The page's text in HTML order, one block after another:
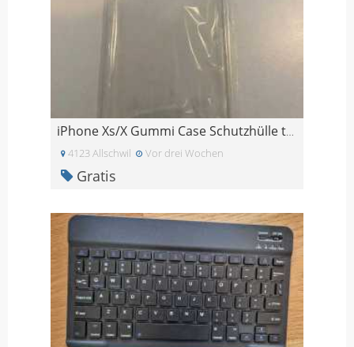
iPhone Xs/X Gummi Case Schutzhülle transparent
4123 Allschwil Vor drei Wochen
Gratis